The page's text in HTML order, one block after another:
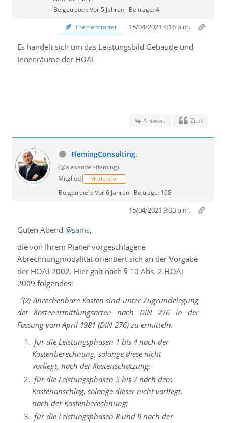
Beigetreten: Vor 5 Jahren Beiträge: 4
Themenstarter 15/04/2021 4:16 p.m.
Es handelt sich um das Leistungsbild Gebäude und
Innenräume der HOAI
Antwort Zitat
FlemingConsulting.
(@alexander-fleming)
Mitglied
Moderator
Beigetreten: Vor 6 Jahren Beiträge: 168
15/04/2021 9:00 p.m.
Guten Abend @sams,
die von Ihrem Planer vorgeschlagene
Abrechnungmodalität orientiert sich an der Vorgabe
der HOAI 2002. Hier galt nach § 10 Abs. 2 HOAi
2009 folgendes:
"(2) Anrechenbare Kosten sind unter Zugrundelegung
der Kostenermittlungsarten nach DIN 276 in der
Fassung vom April 1981 (DIN 276) zu ermitteln.
für die Leistungsphasen 1 bis 4 nach der
Kostenberechnung, solange diese nicht
vorliegt, nach der Kostenschätzung;
für die Leistungsphasen 5 bis 7 nach dem
Kostenanschlag, solange dieser nicht vorliegt,
nach der Kostenberechnung;
für die Leistungsphasen 8 und 9 nach der